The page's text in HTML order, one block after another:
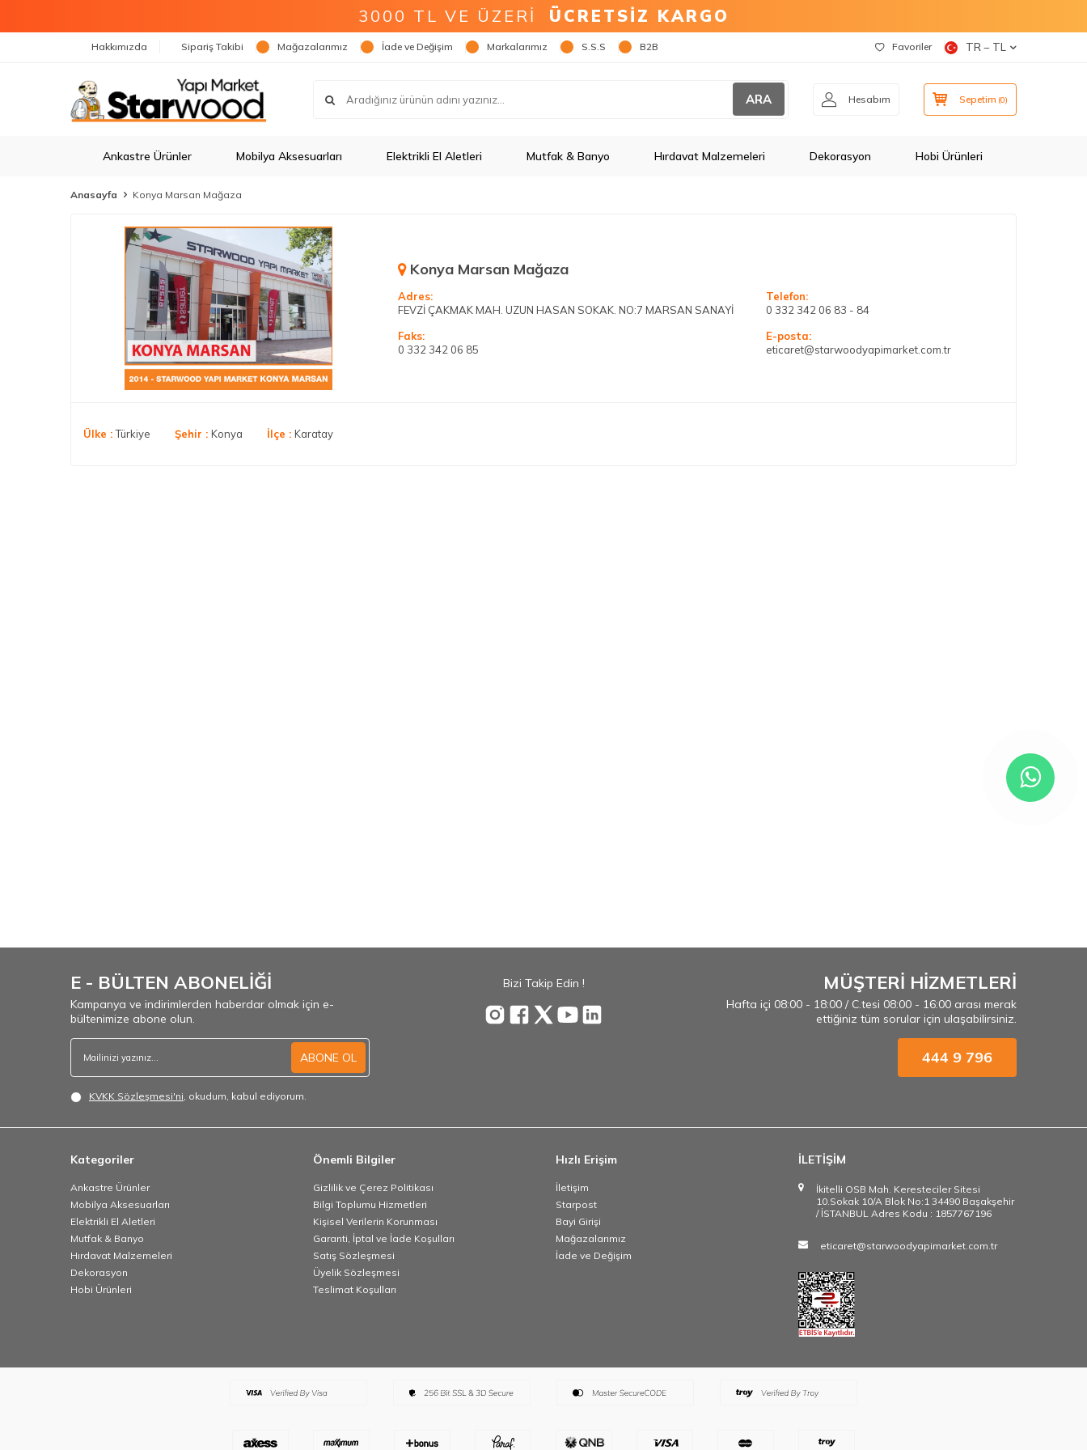
3000 TL VE ÜZERİ ÜCRETSİZ KARGO
Hakkımızda Sipariş Takibi Mağazalarımız İade ve Değişim Markalarımız S.S.S B2B Favoriler TR − TL
ARA Hesabım Sepetim (0)
Ankastre Ürünler Mobilya Aksesuarları Elektrikli El Aletleri Mutfak & Banyo Hırdavat Malzemeleri Dekorasyon Hobi Ürünleri
Anasayfa Konya Marsan Mağaza
Konya Marsan Mağaza
Adres:
FEVZİ ÇAKMAK MAH. UZUN HASAN SOKAK. NO:7 MARSAN SANAYİ
Telefon:
0 332 342 06 83 - 84
Faks:
0 332 342 06 85
E-posta:
eticaret@starwoodyapimarket.com.tr
Ülke :Türkiye Şehir : Konya İlçe : Karatay
E - BÜLTEN ABONELİĞİ
Kampanya ve indirimlerden haberdar olmak için e-
bültenimize abone olun.
ABONE OL
KVKK Sözleşmesi'ni, okudum, kabul ediyorum.
Bizi Takip Edin ! MÜŞTERİ HİZMETLERİ
Hafta içi 08:00 - 18:00 / C.tesi 08:00 - 16:00 arası merak
ettiğiniz tüm sorular için ulaşabilirsiniz.
444 9 796
Kategoriler
Ankastre Ürünler
Mobilya Aksesuarları
Elektrikli El Aletleri
Mutfak & Banyo
Hırdavat Malzemeleri
Dekorasyon
Hobi Ürünleri
Önemli Bilgiler
Gizlilik ve Çerez Politikası
Bilgi Toplumu Hizmetleri
Kişisel Verilerin Korunması
Garanti, İptal ve İade Koşulları
Satış Sözleşmesi
Üyelik Sözleşmesi
Teslimat Koşulları
Hızlı Erişim
İletişim
Starpost
Bayi Girişi
Mağazalarımız
İade ve Değişim
İLETİŞİM
İkitelli OSB Mah. Keresteciler Sitesi
10.Sokak 10/A Blok No:1 34490 Başakşehir
/ İSTANBUL Adres Kodu : 1857767196
eticaret@starwoodyapimarket.com.tr